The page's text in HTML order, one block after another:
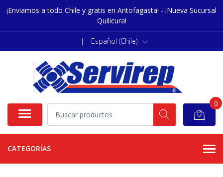
¡Enviamos a todo Chile y gratis en Antofagasta! - ¡Nueva Sucursal
Quilicura!
| Español (Chile)
0
CATEGORÍAS